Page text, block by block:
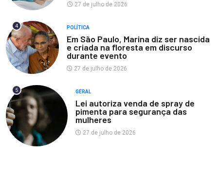
27 de julho de 2026
4 POLÍTICA
Em São Paulo, Marina diz ser nascida
e criada na floresta em discurso
durante evento
27 de julho de 2026
5 GERAL
Lei autoriza venda de spray de
pimenta para segurança das
mulheres
27 de julho de 2026